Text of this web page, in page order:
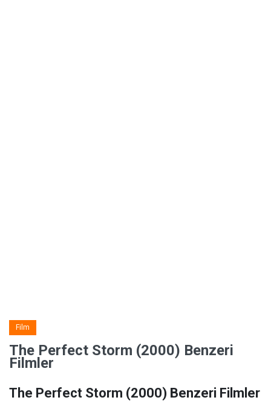
Film
The Perfect Storm (2000) Benzeri
Filmler
The Perfect Storm (2000) Benzeri Filmler